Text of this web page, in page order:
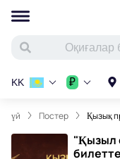
KK ₽
үй Постер Қызық
"Қызыл